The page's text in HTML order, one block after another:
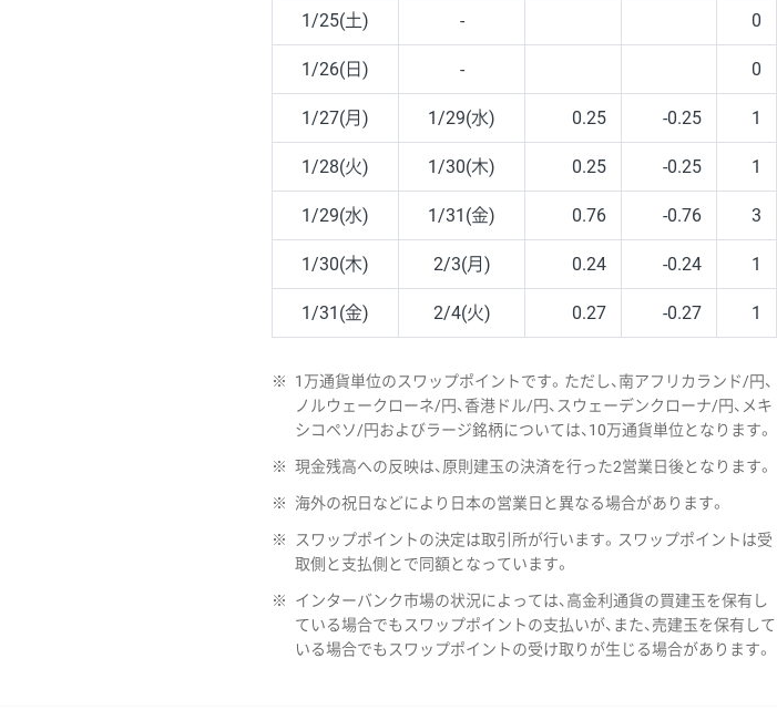
1/25(土) - 0
1/26(日) - 0
1/27(月) 1/29(水) 0.25 -0.25 1
1/28(火) 1/30(木) 0.25 -0.25 1
1/29(水) 1/31(金) 0.76 -0.76 3
1/30(木) 2/3(月) 0.24 -0.24 1
1/31(金) 2/4(火) 0.27 -0.27 1
※
1万通貨単位のスワップポイントです。ただし、南アフリカランド/円、
ノルウェークローネ/円、香港ドル/円、スウェーデンクローナ/円、メキ
シコペソ/円およびラージ銘柄については、10万通貨単位となります。
※ 現金残高への反映は、原則建玉の決済を行った2営業日後となります。
※ 海外の祝日などにより日本の営業日と異なる場合があります。
※
スワップポイントの決定は取引所が行います。スワップポイントは受
取側と支払側とで同額となっています。
※
インターバンク市場の状況によっては、高金利通貨の買建玉を保有し
ている場合でもスワップポイントの支払いが、また、売建玉を保有して
いる場合でもスワップポイントの受け取りが生じる場合があります。